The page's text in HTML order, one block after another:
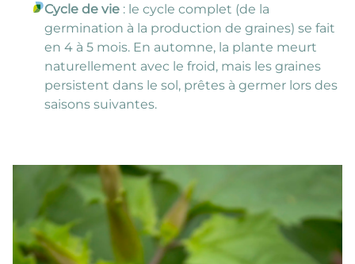
Cycle de vie : le cycle complet (de la
germination à la production de graines) se fait
en 4 à 5 mois. En automne, la plante meurt
naturellement avec le froid, mais les graines
persistent dans le sol, prêtes à germer lors des
saisons suivantes.